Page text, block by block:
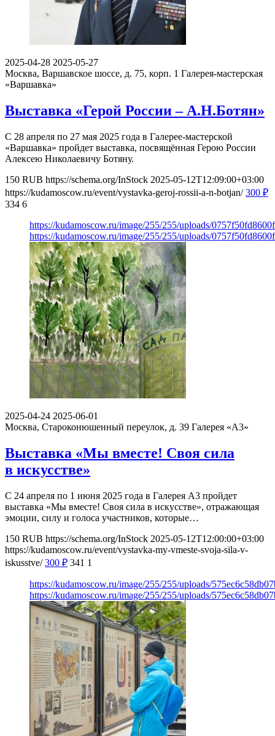
2025-04-28 2025-05-27
Москва, Варшавское шоссе, д. 75, корп. 1 Галерея-мастерская
«Варшавка»
Выставка «Герой России – А.Н.Ботян»
С 28 апреля по 27 мая 2025 года в Галерее-мастерской
«Варшавка» пройдет выставка, посвящённая Герою России
Алексею Николаевичу Ботяну.
150 RUB https://schema.org/InStock 2025-05-12T12:09:00+03:00
https://kudamoscow.ru/event/vystavka-geroj-rossii-a-n-botjan/ 300 ₽
334 6
https://kudamoscow.ru/image/255/255/uploads/
https://kudamoscow.ru/image/255/255/uploads/
2025-04-24 2025-06-01
Москва, Староконюшенный переулок, д. 39 Галерея «А3»
Выставка «Мы вместе! Своя сила
в искусстве»
С 24 апреля по 1 июня 2025 года в Галерея А3 пройдет
выставка «Мы вместе! Своя сила в искусстве», отражающая
эмоции, силу и голоса участников, которые…
150 RUB https://schema.org/InStock 2025-05-12T12:00:00+03:00
https://kudamoscow.ru/event/vystavka-my-vmeste-svoja-sila-v-
iskusstve/ 300 ₽ 341 1
https://kudamoscow.ru/image/255/255/uploads/
https://kudamoscow.ru/image/255/255/uploads/